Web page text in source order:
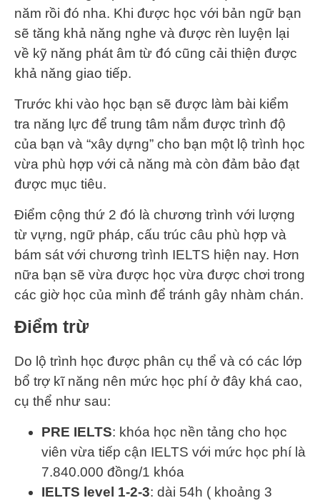
năm rồi đó nha. Khi được học với bản ngữ bạn
sẽ tăng khả năng nghe và được rèn luyện lại
về kỹ năng phát âm từ đó cũng cải thiện được
khả năng giao tiếp.
Trước khi vào học bạn sẽ được làm bài kiểm
tra năng lực để trung tâm nắm được trình độ
của bạn và “xây dựng” cho bạn một lộ trình học
vừa phù hợp với cả năng mà còn đảm bảo đạt
được mục tiêu.
Điểm cộng thứ 2 đó là chương trình với lượng
từ vựng, ngữ pháp, cấu trúc câu phù hợp và
bám sát với chương trình IELTS hiện nay. Hơn
nữa bạn sẽ vừa được học vừa được chơi trong
các giờ học của mình để tránh gây nhàm chán.
Điểm trừ
Do lộ trình học được phân cụ thể và có các lớp
bổ trợ kĩ năng nên mức học phí ở đây khá cao,
cụ thể như sau:
PRE IELTS: khóa học nền tảng cho học
viên vừa tiếp cận IELTS với mức học phí là
7.840.000 đồng/1 khóa
IELTS level 1-2-3: dài 54h ( khoảng 3